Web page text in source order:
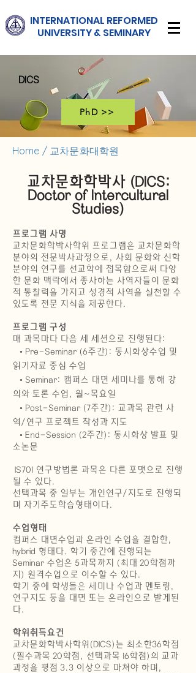
INTERNATIONAL REFORMED
UNIVERSITY & SEMINARY
DICS
PhD >>
Home /​ 교차문화대학원
교차문화학박사 (DICS:
Doctor of Intercultural
Studies)
프로그램 사명
교차문화학박사학위 프로그램은 교차문화학
분야의 전문박사과정으로, 사회 문화와 신학
분야의 연구를 선교학에 접목함으로써 다양
한 문화 맥락에서 종사하는 사역자들이 문화
적 통찰력을 가지고 성경적 사역을 실천할 수
있도록 전문 지식을 제공한다.
프로그램 구성
매 과목마다 다음 세 세션으로 진행된다:
• Pre-Seminar (6주간): 동시화상수업 및
읽기자료 중심 수업
• Seminar: 캠퍼스 대면 세미나를 통해 강
의와 토론 수업, 월~목요일
• Post-Seminar (7주간): 교과목 관련 사
역/연구 프로젝트 작성과 지도
• End-Session (2주간): 동시화상 발표 및
소논문
IS701 연구방법론 과목은 다른 포맷으로 진행
될 수 있다.
선택과목 중 일부는 개인연구/지도로 진행되
며 자기주도학습형태이다.
수업형태
컴퍼스 대면수업과 온라인 수업을 결합한,
hybrid 형태다. 학기 중간에 진행되는
Seminar 수업은 5과목까지 (최대 20학점까
지) 원격수업으로 이수할 수 있다.
학기 중에 학생들은 세미나 수업과 멘토링,
연구지도 등을 대면 또는 온라인으로 받게된
다.
학위취득요건
교차문화학박사학위(DICS)는 최소한36학점
(필수과목 20학점, 선택과목 16학점)의 교과
과정을 평점 3.3 이상으로 마쳐야 하며,